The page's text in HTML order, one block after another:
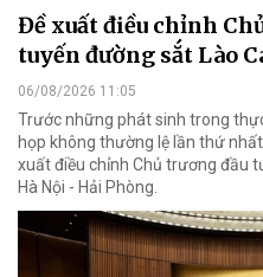
Đề xuất điều chỉnh
tuyến đường sắt Lào
06/08/2026 11:05
Trước những phát sinh trong
họp không thường lệ lần thứ
xuất điều chỉnh Chủ trương đầu
Hà Nội - Hải Phòng.